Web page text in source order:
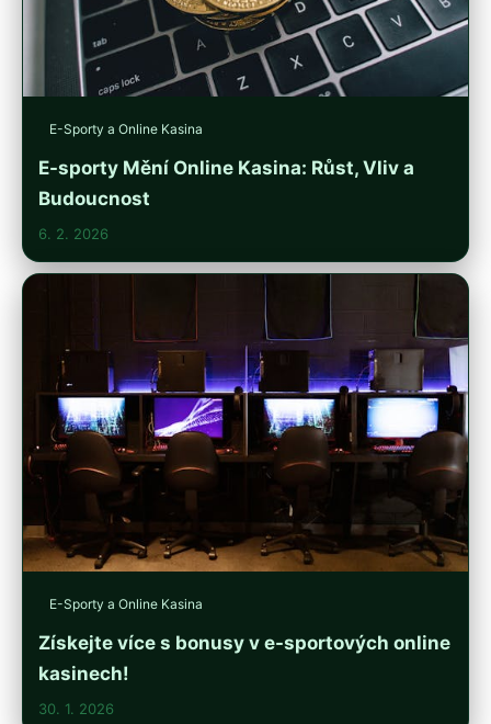
E-Sporty a Online Kasina
E-sporty Mění Online Kasina: Růst, Vliv a
Budoucnost
6. 2. 2026
E-Sporty a Online Kasina
Získejte více s bonusy v e-sportových online
kasinech!
30. 1. 2026